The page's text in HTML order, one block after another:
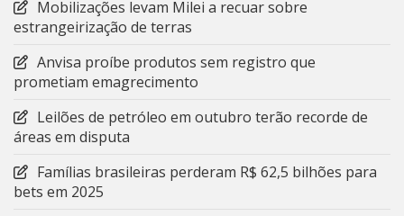
Mobilizações levam Milei a recuar sobre
estrangeirização de terras
Anvisa proíbe produtos sem registro que
prometiam emagrecimento
Leilões de petróleo em outubro terão recorde de
áreas em disputa
Famílias brasileiras perderam R$ 62,5 bilhões para
bets em 2025